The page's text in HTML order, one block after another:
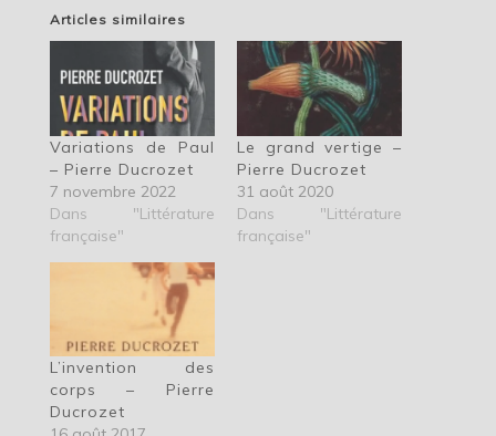
Articles similaires
Variations de Paul
– Pierre Ducrozet
7 novembre 2022
Dans "Littérature
française"
Le grand vertige –
Pierre Ducrozet
31 août 2020
Dans "Littérature
française"
L’invention des
corps – Pierre
Ducrozet